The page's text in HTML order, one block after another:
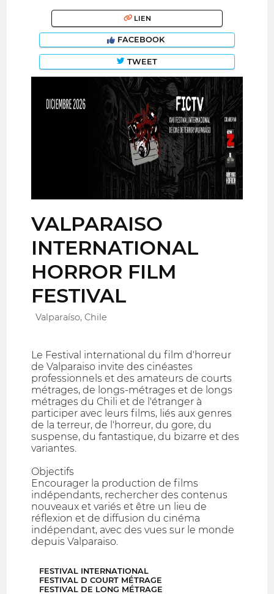
LIEN
FACEBOOK
TWEET
VALPARAISO
INTERNATIONAL
HORROR FILM
FESTIVAL
Valparaíso, Chile
Le Festival international du film d'horreur
de Valparaiso invite des cinéastes
professionnels et des amateurs de courts
métrages, de longs-métrages et de longs
métrages du Chili et de l'étranger à
participer avec leurs films, liés aux genres
de la terreur, de l'horreur, du gore, du
suspense, du fantastique, du bizarre et des
variantes.
Objectifs
Encourager la production de films
indépendants, rechercher des contenus
nouveaux et variés et être un lieu de
réflexion et de diffusion du cinéma
indépendant, avec des vues sur le monde
depuis Valparaiso.
FESTIVAL INTERNATIONAL
FESTIVAL D COURT MÉTRAGE
FESTIVAL DE LONG MÉTRAGE